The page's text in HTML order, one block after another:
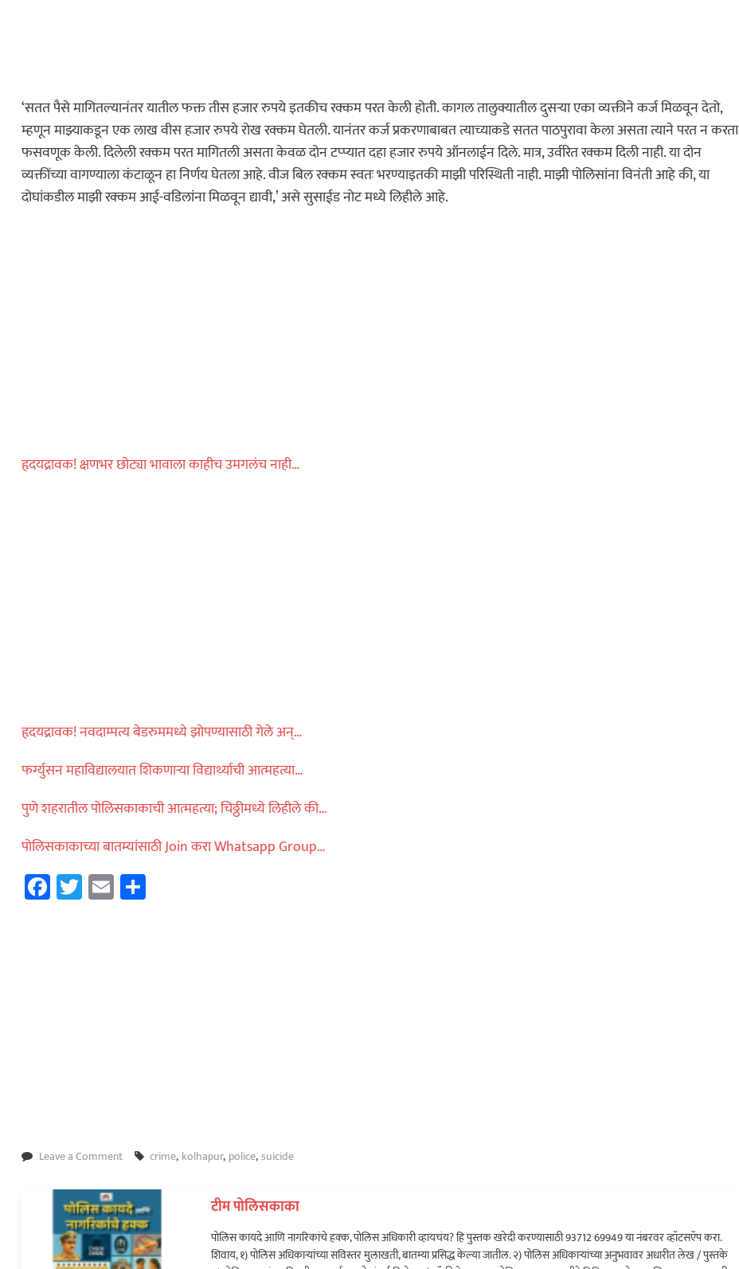
स्टेशनची पायरी
मोठी
इकडे लक्ष द्या
ताज्या बातम्या
ताज्या बातम्या
बोनेटवर
कारवाई…
‘सतत पैसे मागितल्यानंतर यातील फक्त तीस हजार रुपये इतकीच रक्कम परत केली होती. कागल तालुक्यातील दुसऱ्या एका व्यक्तीने कर्ज मिळवून देतो,
म्हणून माझ्याकडून एक लाख वीस हजार रुपये रोख रक्कम घेतली. यानंतर कर्ज प्रकरणाबाबत त्याच्याकडे सतत पाठपुरावा केला असता त्याने परत न करता
फसवणूक केली. दिलेली रक्कम परत मागितली असता केवळ दोन टप्प्यात दहा हजार रुपये ऑनलाईन दिले. मात्र, उर्वरित रक्कम दिली नाही. या दोन
व्यक्तींच्या वागण्याला कंटाळून हा निर्णय घेतला आहे. वीज बिल रक्कम स्वतः भरण्याइतकी माझी परिस्थिती नाही. माझी पोलिसांना विनंती आहे की, या
दोघांकडील माझी रक्कम आई-वडिलांना मिळवून द्यावी,’ असे सुसाईड नोट मध्ये लिहीले आहे.
हृदयद्रावक! क्षणभर छोट्या भावाला काहीच उमगलंच नाही…
हृदयद्रावक! नवदाम्पत्य बेडरुममध्ये झोपण्यासाठी गेले अन्…
फर्ग्युसन महाविद्यालयात शिकणाऱ्या विद्यार्थ्याची आत्महत्या…
पुणे शहरातील पोलिसकाकाची आत्महत्या; चिठ्ठीमध्ये लिहीले की…
पोलिसकाकाच्या बातम्यांसाठी Join करा Whatsapp Group…
Facebook
Twitter
EmailShare
Leave a Commenton
दाम्पत्याची
आत्महत्या;
सुसाईड
नोट
मध्ये
crime, kolhapur, police,suicide
टीम पोलिसकाका
पोलिस कायदे आणि नागरिकांचे हक्क, पोलिस अधिकारी व्हायचंय? हि पुस्तक खरेदी करण्यासाठी 93712 69949 या नंबरवर व्हॉटसऍप करा.
शिवाय, १) पोलिस अधिकाऱ्यांच्या सविस्तर मुलाखती, बातम्या प्रसिद्ध केल्या जातील. २) पोलिस अधिकाऱ्यांच्या अनुभवावर अधारीत लेख / पुस्तके